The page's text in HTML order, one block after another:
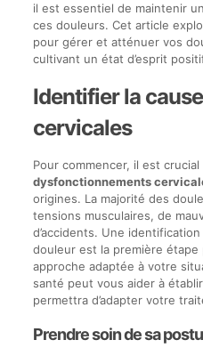
il est essentiel de maintenir
ces douleurs. Cet article
pour gérer et atténuer vos
cultivant un état d’esprit
Identifier la
cervicales
Pour commencer, il est
dysfonctionnements
origines. La majorité des
tensions musculaires, de
d’accidents. Une
douleur est la première
approche adaptée à votre
santé peut vous aider à
permettra d’adapter votre
Prendre soin de sa